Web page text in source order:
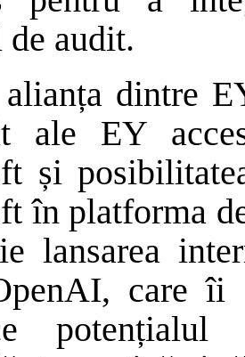
de audit.
dintre
ale EY
și
în platforma
lansarea
care îi
potențialul